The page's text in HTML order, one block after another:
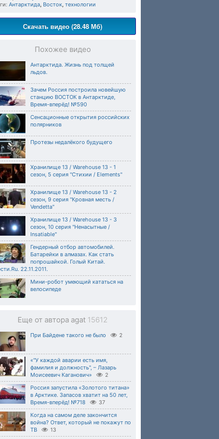
Антарктида, Восток, технологии
Скачать видео (28.48 Мб)
Похожее видео
Антарктида. Жизнь под толщей
льдов.
Зачем Россия построила новейшую
станцию ВОСТОК в Антарктиде,
Время-вперёд! №590
Сенсационные открытия российских
полярников
Протезы недалёкого будущего
Хранилище 13 / Warehouse 13 - 1
сезон, 5 серия "Стихии / Elements"
Хранилище 13 / Warehouse 13 - 2
сезон, 9 серия "Кровная месть /
Vendetta"
Хранилище 13 / Warehouse 13 - 3
сезон, 10 серия "Ненасытные /
Insatiable"
Гендерный отбор автомобилей.
Батарейки в алмазах. Как стать
попрошайкой. Голый Китай.
22.11.2011.
Мини-робот умеющий кататься на
велосипеде
Еще от автора agat 15612
При Байдене такого не было 2
«"У каждой аварии есть имя,
фамилия и должность", – Лазарь
Моисеевич Каганович»
2
Россия запустила «Золотого титана»
в Арктике. Запасов хватит на 50 лет,
Время-вперёд! №718
37
Когда на самом деле закончится
война? Ответ, который не покажут по
ТВ
13